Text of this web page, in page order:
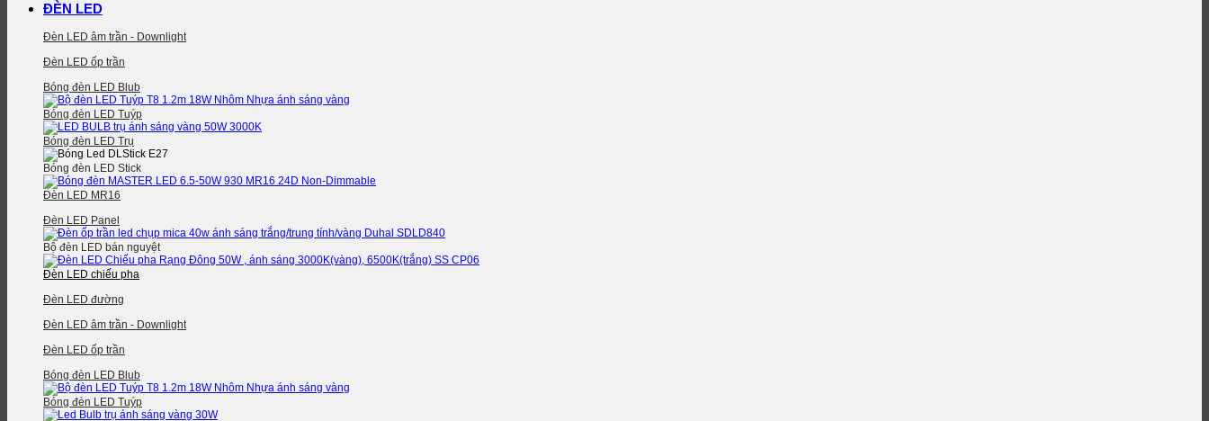
ĐÈN LED
Đèn LED âm trần - Downlight
Đèn LED ốp trần
Bóng đèn LED Blub
Bóng đèn LED Tuýp
Bóng đèn LED Trụ
Bóng đèn LED Stick
Đèn LED MR16
Đèn LED Panel
Bộ đèn LED bán nguyệt
Đèn LED chiếu pha
Đèn LED đường
Đèn LED âm trần - Downlight
Đèn LED ốp trần
Bóng đèn LED Blub
Bóng đèn LED Tuýp